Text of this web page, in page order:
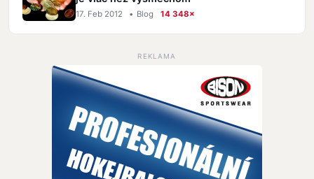
17. Feb 2012 • Blog 14 348×
REKLAMA